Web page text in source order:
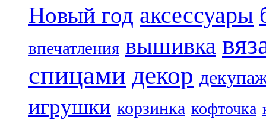
Новый год аксессуары
впечатления вышивка
спицами декор
игрушки корзинка кофточка